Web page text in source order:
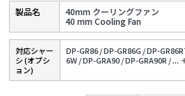
40mm クーリングファン
40 mm Cooling Fan
対応シャー
シ (オプシ
ョン)
DP-GR86 /DP-GR86G /DP-
6W /DP-GRA90 /DP-GRA90R /...